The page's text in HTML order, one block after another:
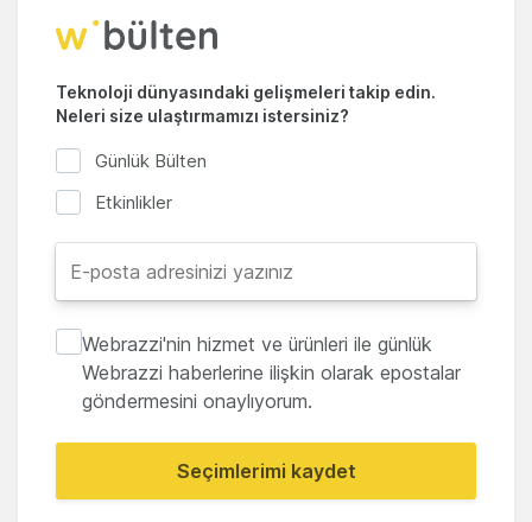
Teknoloji dünyasındaki gelişmeleri takip edin.
Neleri size ulaştırmamızı istersiniz?
Günlük Bülten
Etkinlikler
Webrazzi'nin hizmet ve ürünleri ile günlük
Webrazzi haberlerine ilişkin olarak epostalar
göndermesini onaylıyorum.
Seçimlerimi kaydet